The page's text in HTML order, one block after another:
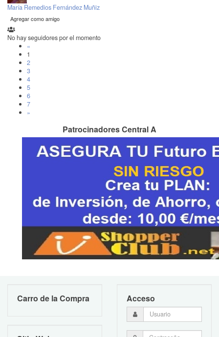
María Remedios Fernández Muñiz
Agregar como amigo
No hay seguidores por el momento
«
1
2
3
4
5
6
7
»
Patrocinadores Central A
Carro de la Compra Acceso